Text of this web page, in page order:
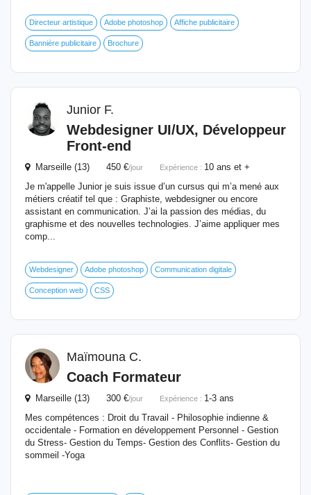
Directeur artistique Adobe photoshop Affiche publicitaire
Bannière publicitaire Brochure
Junior F.
Webdesigner UI/UX, Développeur
Front-end
Marseille (13) 450 €/jour Expérience : 10 ans et +
Je m'appelle Junior je suis issue d’un cursus qui m’a mené aux
métiers créatif tel que : Graphiste, webdesigner ou encore
assistant en communication. J’ai la passion des médias, du
graphisme et des nouvelles technologies. J’aime appliquer mes
comp...
Webdesigner Adobe photoshop Communication digitale
Conception web CSS
Maïmouna C.
Coach Formateur
Marseille (13) 300 €/jour Expérience : 1-3 ans
Mes compétences : Droit du Travail - Philosophie indienne &
occidentale - Formation en développement Personnel - Gestion
du Stress- Gestion du Temps- Gestion des Conflits- Gestion du
sommeil -Yoga